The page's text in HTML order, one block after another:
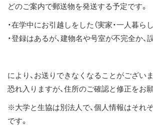
どのご案内で郵送物を発送する予定です。
・在学中にお引越しをした（実家・一人暮らし
・登録はあるが、建物名や号室が不完全か、
により、お送りできなくなることがございま
恐れ入りますが、住所のご確認と修正をお
※大学と生協は別法人で、個人情報はそれ
です。